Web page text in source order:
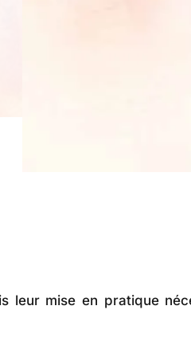
leur mise en pratique